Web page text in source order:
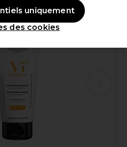
des cookies
uniquement